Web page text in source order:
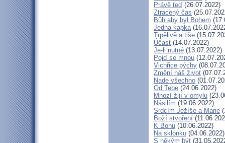
Právě teď (26.07.2022)
Ztracený čas
Bůh aby byl Bohem
Jedna kapka
Trpělivě a tiše
Účast (14.07.2022)
Je-li nutné (13.07.2022)
Pojď se mnou
Vichřice pýchy
Změní náš život
Nade všechno
Od Tebe (24.06.2022)
Mnozí žijí v omylu
Násilím (19.06.2022)
Srdcím Ježíše a Marie
Boží stvoření
K Bohu (10.06.2022)
Na sklonku (04.06.2022)
S někým být